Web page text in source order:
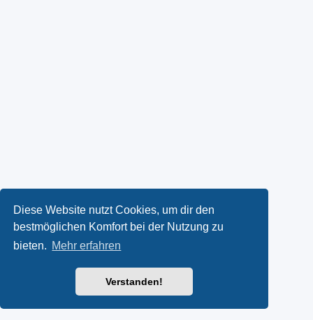
Diese Website nutzt Cookies, um dir den
bestmöglichen Komfort bei der Nutzung zu
bieten. Mehr erfahren
Verstanden!